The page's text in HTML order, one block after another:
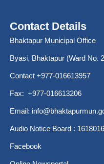
Contact Details
Bhaktapur Municipal Office
Byasi, Bhaktapur (Ward No.
Contact +977-016613957
Fax: +977-016613206
Email:
Audio Notice Board :
Facebook